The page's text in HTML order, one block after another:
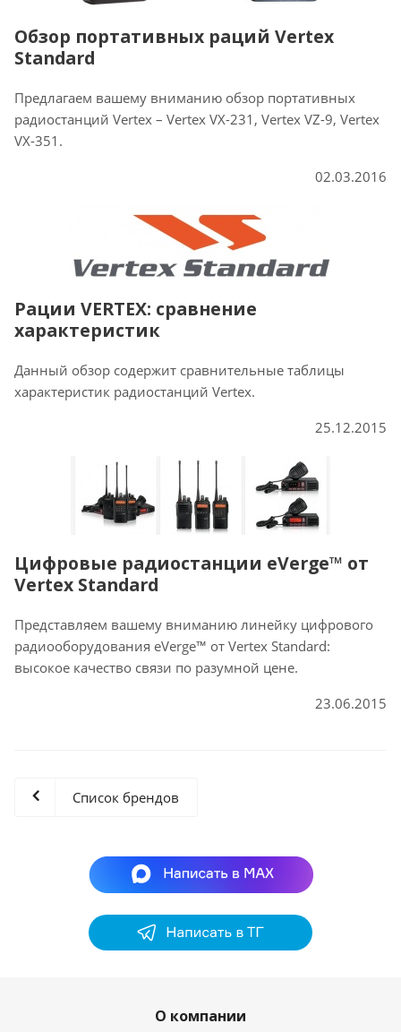
Обзор портативных раций Vertex
Standard
Предлагаем вашему вниманию обзор портативных
радиостанций Vertex – Vertex VX-231, Vertex VZ-9, Vertex
VX-351.
02.03.2016
Рации VERTEX: сравнение
характеристик
Данный обзор содержит сравнительные таблицы
характеристик радиостанций Vertex.
25.12.2015
Цифровые радиостанции eVerge™ от
Vertex Standard
Представляем вашему вниманию линейку цифрового
радиооборудования eVerge™ от Vertex Standard:
высокое качество связи по разумной цене.
23.06.2015
Список брендов
О компании